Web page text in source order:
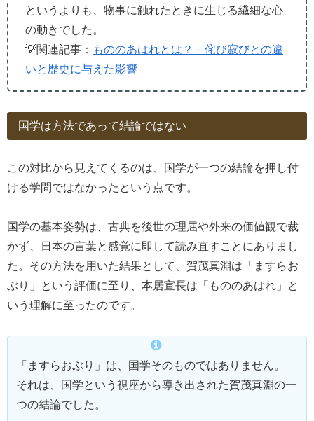
というよりも、物事に触れたときに生じる繊細な心
の動きでした。
💡関連記事： もののあはれとは？－侘び寂びとの違
いと歴史に与えた影響
国学は方法であって結論ではない
この対比から見えてくるのは、国学が一つの結論を押し付
ける学問ではなかったという点です。
国学の基本姿勢は、古典を後世の理屈や外来の価値観で裁
かず、日本の言葉と感覚に即して読み直すことにありまし
た。その方法を用いた結果として、賀茂真淵は「ますらお
ぶり」という評価に至り、本居宣長は「もののあはれ」と
いう理解に至ったのです。
「ますらおぶり」は、国学そのものではありません。
それは、国学という視座から導き出された賀茂真淵の一
つの結論でした。